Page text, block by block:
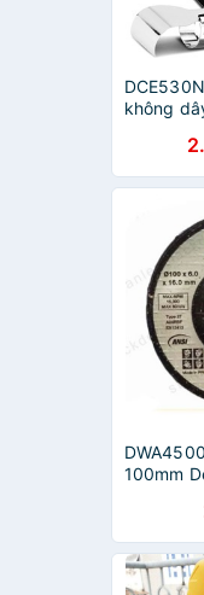
không
100mm